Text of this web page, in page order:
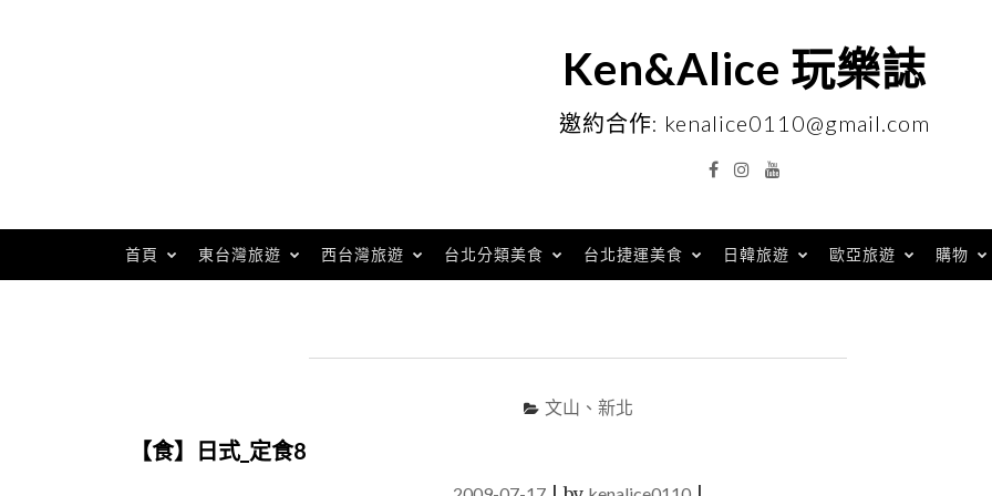
Ken&Alice 玩樂誌
邀約合作: kenalice0110@gmail.com
FacebookInstagramYouTube
首頁 東台灣旅遊 西台灣旅遊 台北分類美食 台北捷運美食 日韓旅遊 歐亞旅遊 購物
文山、新北
【食】日式_定食8